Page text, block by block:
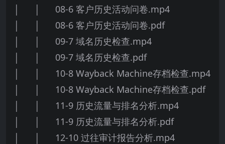
│ │ 08-6 客户历史活动问卷.mp4
│ │ 08-6 客户历史活动问卷.pdf
│ │ 09-7 域名历史检查.mp4
│ │ 09-7 域名历史检查.pdf
│ │ 10-8 Wayback Machine存档检查.mp4
│ │ 10-8 Wayback Machine存档检查.pdf
│ │ 11-9 历史流量与排名分析.mp4
│ │ 11-9 历史流量与排名分析.pdf
│ │ 12-10 过往审计报告分析.mp4